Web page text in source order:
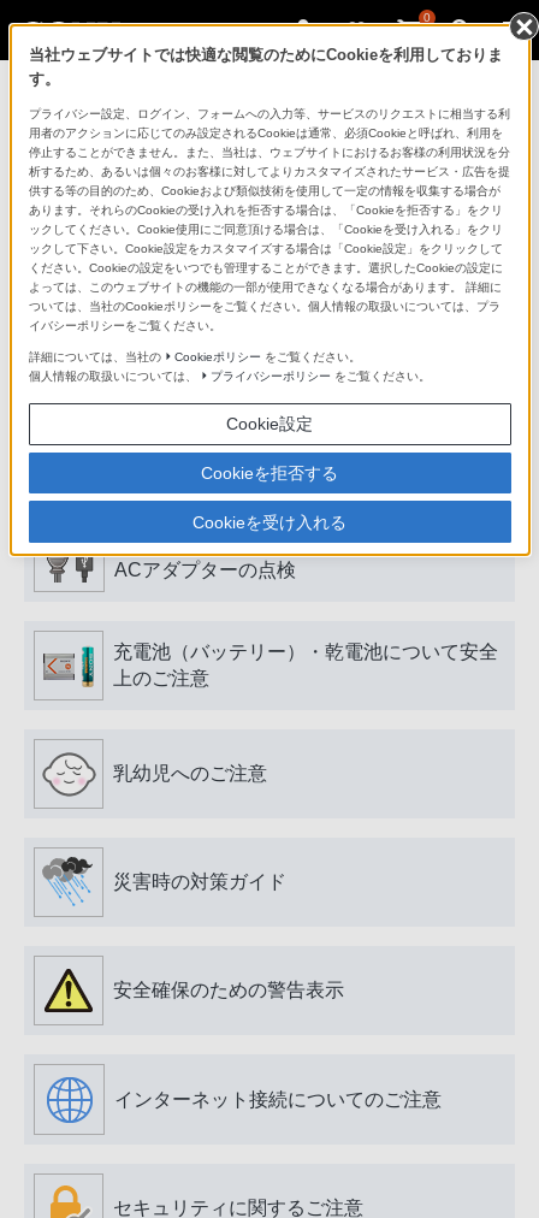
0
製品を安全に、安心してご使用いただ
くために
日常の清掃・点検が大切です。安全のため取扱説明書を
よく読みましょう。
製品に関する重要なお知らせ
安全で上手な使いかた
愛情点検のおすすめ
電源プラグ・コード、USB端子・ケーブル、
ACアダプターの点検
充電池（バッテリー）・乾電池について安全
上のご注意
乳幼児へのご注意
災害時の対策ガイド
安全確保のための警告表示
インターネット接続についてのご注意
セキュリティに関するご注意
当社ウェブサイトでは快適な閲覧のためにCookieを利用しておりま
す。
プライバシー設定、ログイン、フォームへの入力等、サービスのリクエストに相当する利
用者のアクションに応じてのみ設定されるCookieは通常、必須Cookieと呼ばれ、利用を
停止することができません。また、当社は、ウェブサイトにおけるお客様の利用状況を分
析するため、あるいは個々のお客様に対してよりカスタマイズされたサービス・広告を提
供する等の目的のため、Cookieおよび類似技術を使用して一定の情報を収集する場合が
あります。それらのCookieの受け入れを拒否する場合は、「Cookieを拒否する」をクリ
ックしてください。Cookie使用にご同意頂ける場合は、「Cookieを受け入れる」をクリ
ックして下さい。Cookie設定をカスタマイズする場合は「Cookie設定」をクリックして
ください。Cookieの設定をいつでも管理することができます。選択したCookieの設定に
よっては、このウェブサイトの機能の一部が使用できなくなる場合があります。 詳細に
ついては、当社のCookieポリシーをご覧ください。個人情報の取扱いについては、プラ
イバシーポリシーをご覧ください。
詳細については、当社の Cookieポリシー をご覧ください。
個人情報の取扱いについては、
プライバシーポリシー をご覧ください。
Cookie設定
Cookieを拒否する
Cookieを受け入れる